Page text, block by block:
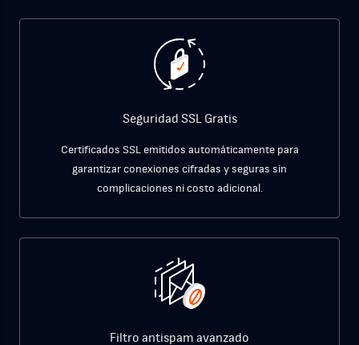
Seguridad SSL Gratis
Certificados SSL emitidos automáticamente para
garantizar conexiones cifradas y seguras sin
complicaciones ni costo adicional.
Filtro antispam avanzado